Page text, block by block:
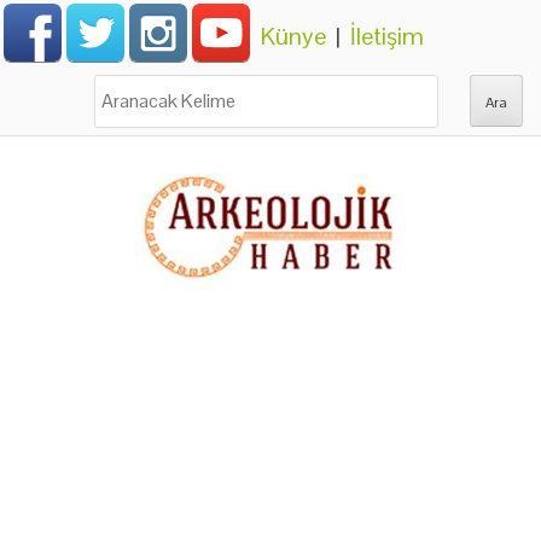
Künye | İletişim